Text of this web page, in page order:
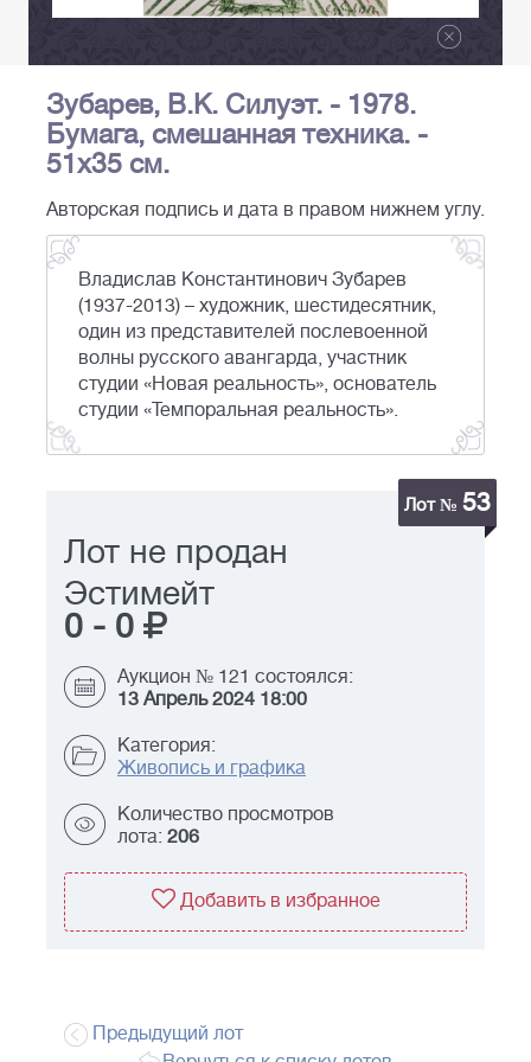
Зубарев, В.К. Силуэт. - 1978.
Бумага, смешанная техника. -
51х35 см.
Авторская подпись и дата в правом нижнем углу.
Владислав Константинович Зубарев
(1937-2013) – художник, шестидесятник,
один из представителей послевоенной
волны русского авангарда, участник
студии «Новая реальность», основатель
студии «Темпоральная реальность».
Лот № 53
Лот не продан
Эстимейт
0 - 0
Аукцион № 121 состоялся:
13 Апрель 2024 18:00
Категория:
Живопись и графика
Количество просмотров
лота: 206
Добавить в избранное
Предыдущий лот